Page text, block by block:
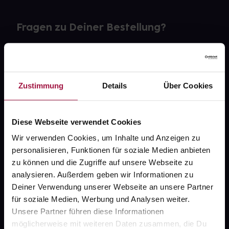
Zustimmung Details Über Cookies
Diese Webseite verwendet Cookies
Wir verwenden Cookies, um Inhalte und Anzeigen zu
personalisieren, Funktionen für soziale Medien anbieten
zu können und die Zugriffe auf unsere Webseite zu
analysieren. Außerdem geben wir Informationen zu
Deiner Verwendung unserer Webseite an unsere Partner
für soziale Medien, Werbung und Analysen weiter.
Unsere Partner führen diese Informationen
möglicherweise mit weiteren Daten zusammen, die Du
Fragen zu Deiner Bestellung?
gesund.de
Über uns
Karriere
Newsletter